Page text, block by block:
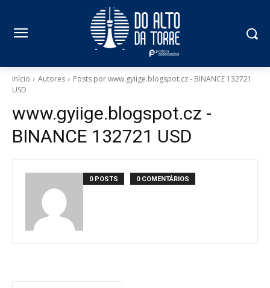
Início Autores
Posts por www.gyiige.blogspot.cz - BINANCE 132721
USD
www.gyiige.blogspot.cz -
BINANCE 132721 USD
0 POSTS 0 COMENTÁRIOS